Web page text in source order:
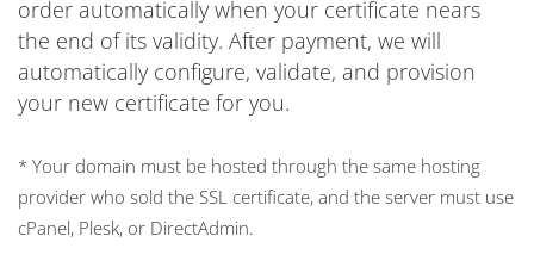
order automatically when your certificate nears
the end of its validity. After payment, we will
automatically configure, validate, and provision
your new certificate for you.
* Your domain must be hosted through the same hosting
provider who sold the SSL certificate, and the server must use
cPanel, Plesk, or DirectAdmin.